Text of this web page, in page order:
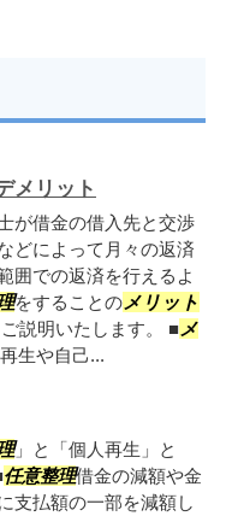
メリット
が借金の借入先と交渉
どによって月々の返済
囲での返済を行えるよ
をすることのメリット
説明いたします。 ■メ
生や自己...
」と「個人再生」と
任意整理借金の減額や金
支払額の一部を減額し